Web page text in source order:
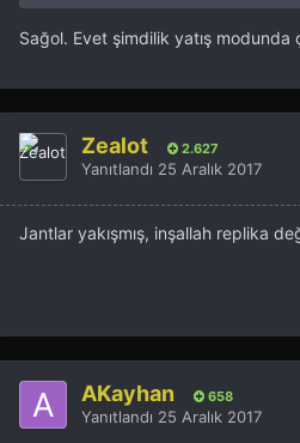
Sağol. Evet şimdilik yatış modunda
Zealot 2.627
Yanıtlandı 25 Aralık 2017
Jantlar yakışmış, inşallah replika
AKayhan 658
Yanıtlandı 25 Aralık 2017